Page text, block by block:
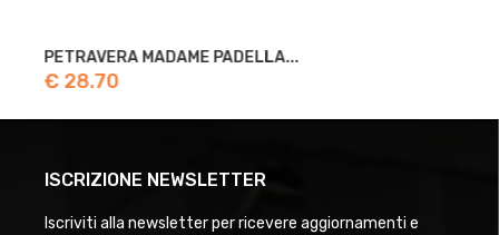
PETRAVERA MADAME PADELLA...
€ 28.70
ISCRIZIONE NEWSLETTER
Iscriviti alla newsletter per ricevere aggiornamenti e